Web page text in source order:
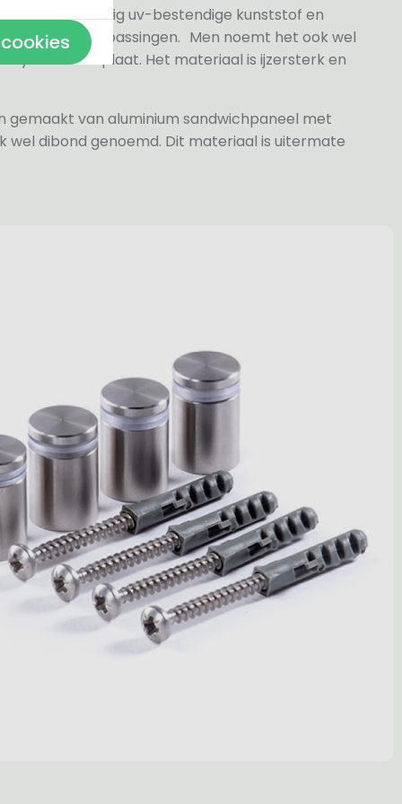
volledig uv-bestendige kunststof en
en buitentoepassingen. Men noemt het ook wel
naamplaat. Het materiaal is ijzersterk en
gemaakt van aluminium sandwichpaneel met
wel dibond genoemd. Dit materiaal is uitermate